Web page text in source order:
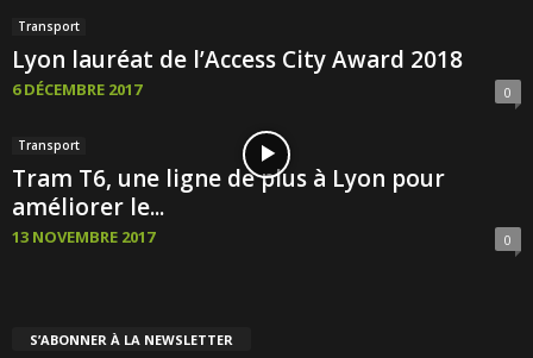
Transport
Lyon lauréat de l’Access City Award 2018
6 DÉCEMBRE 2017 0
Transport
Tram T6, une ligne de plus à Lyon pour
améliorer le...
13 NOVEMBRE 2017 0
S’ABONNER À LA NEWSLETTER